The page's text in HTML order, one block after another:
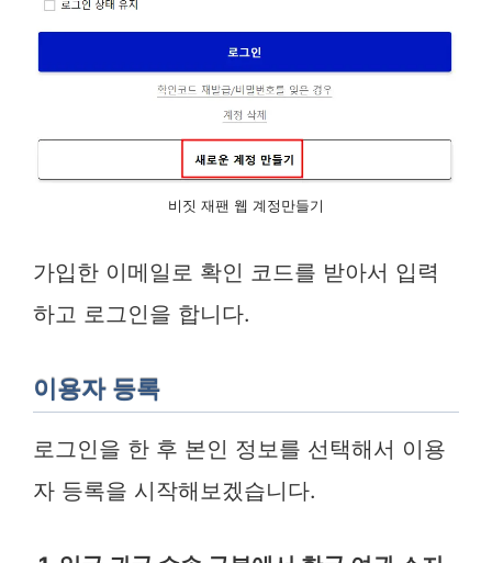
비짓 재팬 웹 계정만들기
가입한 이메일로 확인 코드를 받아서 입력
하고 로그인을 합니다.
이용자 등록
로그인을 한 후 본인 정보를 선택해서 이용
자 등록을 시작해보겠습니다.